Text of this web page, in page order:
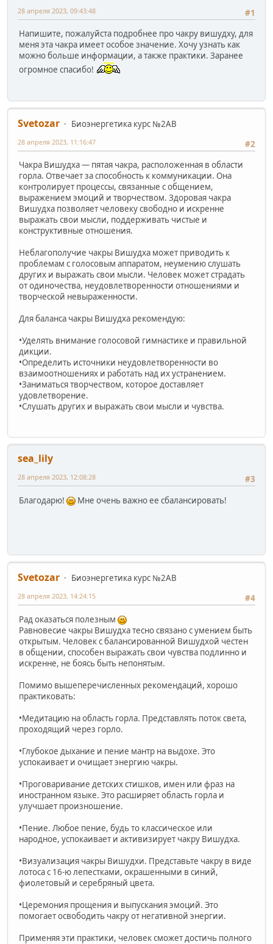
#1
28 апреля 2023, 09:43:48
Напишите, пожалуйста подробнее про чакру вишудху, для
меня эта чакра имеет особое значение. Хочу узнать как
можно больше информации, а также практики. Заранее
огромное спасибо!
Svetozar
Биоэнергетика курс №2AB
#2
28 апреля 2023, 11:16:47
Чакра Вишудха — пятая чакра, расположенная в области
горла. Отвечает за способность к коммуникации. Она
контролирует процессы, связанные с общением,
выражением эмоций и творчеством. Здоровая чакра
Вишудха позволяет человеку свободно и искренне
выражать свои мысли, поддерживать чистые и
конструктивные отношения.
Неблагополучие чакры Вишудха может приводить к
проблемам с голосовым аппаратом, неумению слушать
других и выражать свои мысли. Человек может страдать
от одиночества, неудовлетворенности отношениями и
творческой невыраженности.
Для баланса чакры Вишудха рекомендую:
•Уделять внимание голосовой гимнастике и правильной
дикции.
•Определить источники неудовлетворенности во
взаимоотношениях и работать над их устранением.
•Заниматься творчеством, которое доставляет
удовлетворение.
•Слушать других и выражать свои мысли и чувства.
sea_lily
#3
28 апреля 2023, 12:08:28
Благодарю! Мне очень важно ее сбалансировать!
Svetozar
Биоэнергетика курс №2AB
#4
28 апреля 2023, 14:24:15
Рад оказаться полезным
Равновесие чакры Вишудха тесно связано с умением быть
открытым. Человек с балансированной Вишудхой честен
в общении, способен выражать свои чувства подлинно и
искренне, не боясь быть непонятым.
Помимо вышеперечисленных рекомендаций, хорошо
практиковать:
•Медитацию на область горла. Представлять поток света,
проходящий через горло.
•Глубокое дыхание и пение мантр на выдохе. Это
успокаивает и очищает энергию чакры.
•Проговаривание детских стишков, имен или фраз на
иностранном языке. Это расширяет область горла и
улучшает произношение.
•Пение. Любое пение, будь то классическое или
народное, успокаивает и активизирует чакру Вишудха.
•Визуализация чакры Вишудхи. Представьте чакру в виде
лотоса с 16-ю лепестками, окрашенными в синий,
фиолетовый и серебряный цвета.
•Церемония прощения и выпускания эмоций. Это
помогает освободить чакру от негативной энергии.
Применяя эти практики, человек сможет достичь полного